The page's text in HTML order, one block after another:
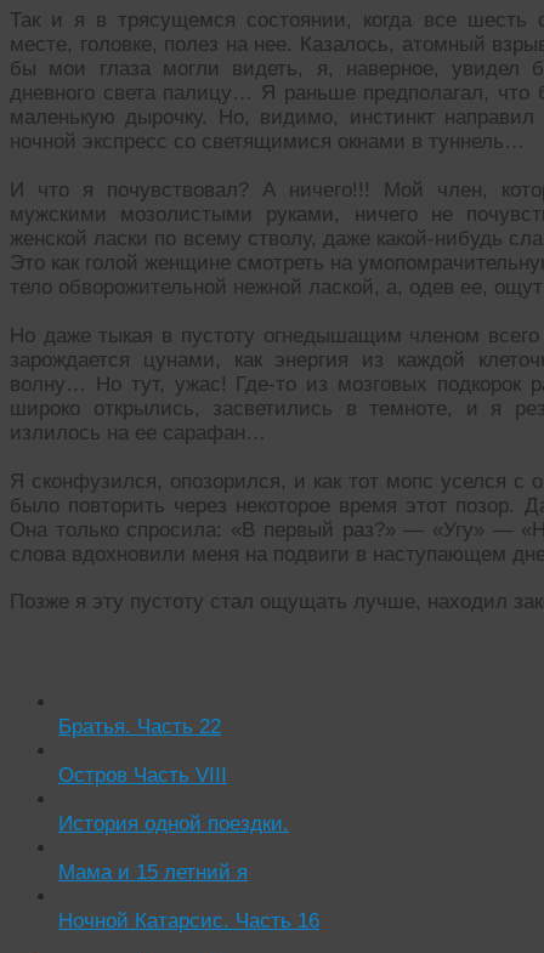
Так и я в трясущемся состоянии, когда все шесть
месте, головке, полез на нее. Казалось, атомный
бы мои глаза могли видеть, я, наверное, увидел
дневного света палицу… Я раньше предполагал, что
маленькую дырочку. Но, видимо, инстинкт
ночной экспресс со светящимися окнами в туннель…
И что я почувствовал? А ничего!!! Мой член,
мужскими мозолистыми руками, ничего не
женской ласки по всему стволу, даже какой-нибудь
Это как голой женщине смотреть на
тело обворожительной нежной лаской, а, одев ее,
Но даже тыкая в пустоту огнедышащим членом всего
зарождается цунами, как энергия из каждой
волну… Но тут, ужас! Где-то из мозговых подкорок
широко открылись, засветились в темноте, и я
излилось на ее сарафан…
Я сконфузился, опозорился, и как тот мопс уселся
было повторить через некоторое время этот
Она только спросила: «В первый раз?» — «Угу» —
слова вдохновили меня на подвиги в наступающем
Позже я эту пустоту стал ощущать лучше, находил
Братья. Часть 22
Остров Часть VІІІ
История одной поездки.
Мама и 15 летний я
Ночной Катарсис. Часть 16